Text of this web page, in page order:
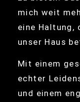
mich weit
eine Haltung,
unser Haus
Mit einem
echter
und einem